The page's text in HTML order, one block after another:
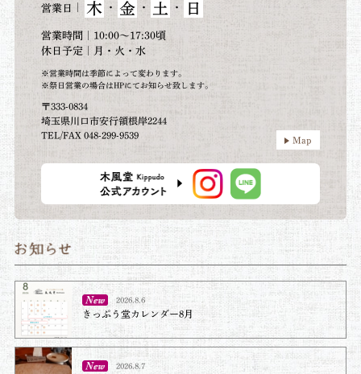
営業日 木 ・ 金 ・ 土 ・ 日
営業時間｜10:00～17:30頃
休日予定｜月・火・水
※営業時間は季節によって変わります。
※祭日営業の場合はHPにてお知らせ致します。
〒333-0834
埼玉県川口市安行領根岸2244
TEL/FAX 048-299-9539
Map
2026.8.6
きっぷう堂カレンダー8月
2026.8.7